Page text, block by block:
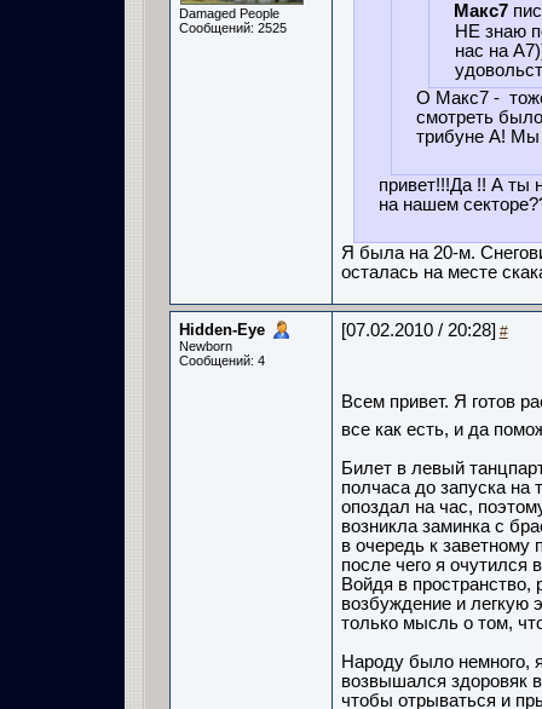
Damaged People
Сообщений: 2525
Макс7
НЕ знаю
нас на
О Макс7 -
смотреть
трибуне А!
привет!!!Да !! А ты
на нашем
Я была на 20-м.
осталась на месте
Hidden-Eye
Newborn
Сообщений: 4
[07.02.2010 / 20:28] #
Всем привет. Я готов
все как есть, и да
Билет в левый
полчаса до запуска на
опоздал на час,
возникла заминка с
в очередь к заветному
после чего я очутился
Войдя в пространство,
возбуждение и легкую
только мысль о том,
Народу было немного,
возвышался здоровяк
чтобы отрываться и